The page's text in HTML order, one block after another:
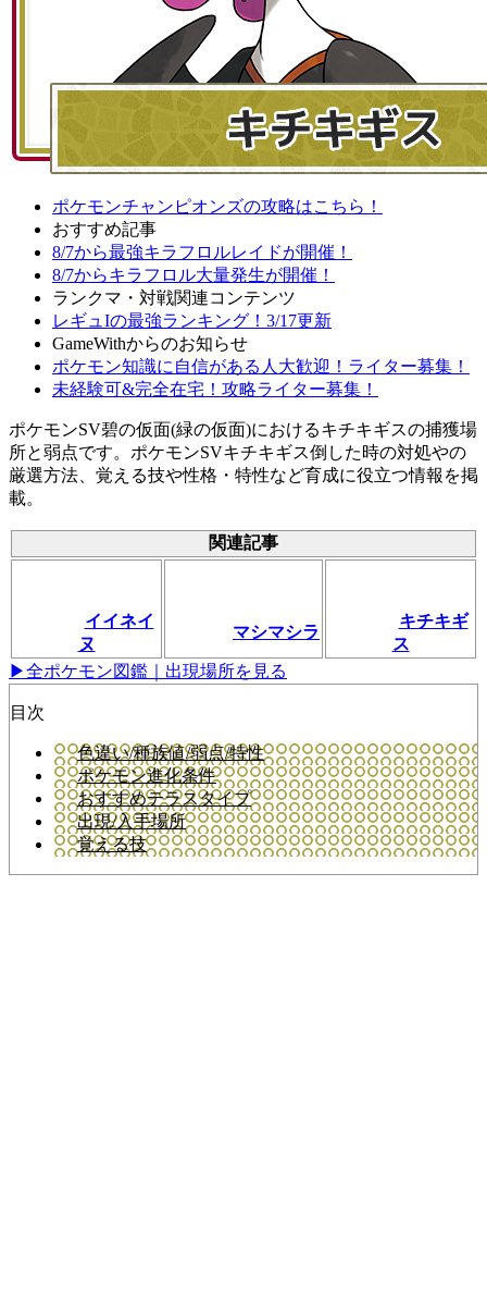
ポケモンチャンピオンズの攻略はこちら！
おすすめ記事
8/7から最強キラフロルレイドが開催！
8/7からキラフロル大量発生が開催！
ランクマ・対戦関連コンテンツ
レギュIの最強ランキング！3/17更新
GameWithからのお知らせ
ポケモン知識に自信がある人大歓迎！ライター募集！
未経験可&完全在宅！攻略ライター募集！
ポケモンSV碧の仮面(緑の仮面)におけるキチキギスの捕獲場
所と弱点です。ポケモンSVキチキギス倒した時の対処やの
厳選方法、覚える技や性格・特性など育成に役立つ情報を掲
載。
関連記事
イイネイ
ヌ
マシマシラ
キチキギ
ス
▶全ポケモン図鑑｜出現場所を見る
目次
色違い/種族値/弱点/特性
ポケモン進化条件
おすすめテラスタイプ
出現/入手場所
覚える技